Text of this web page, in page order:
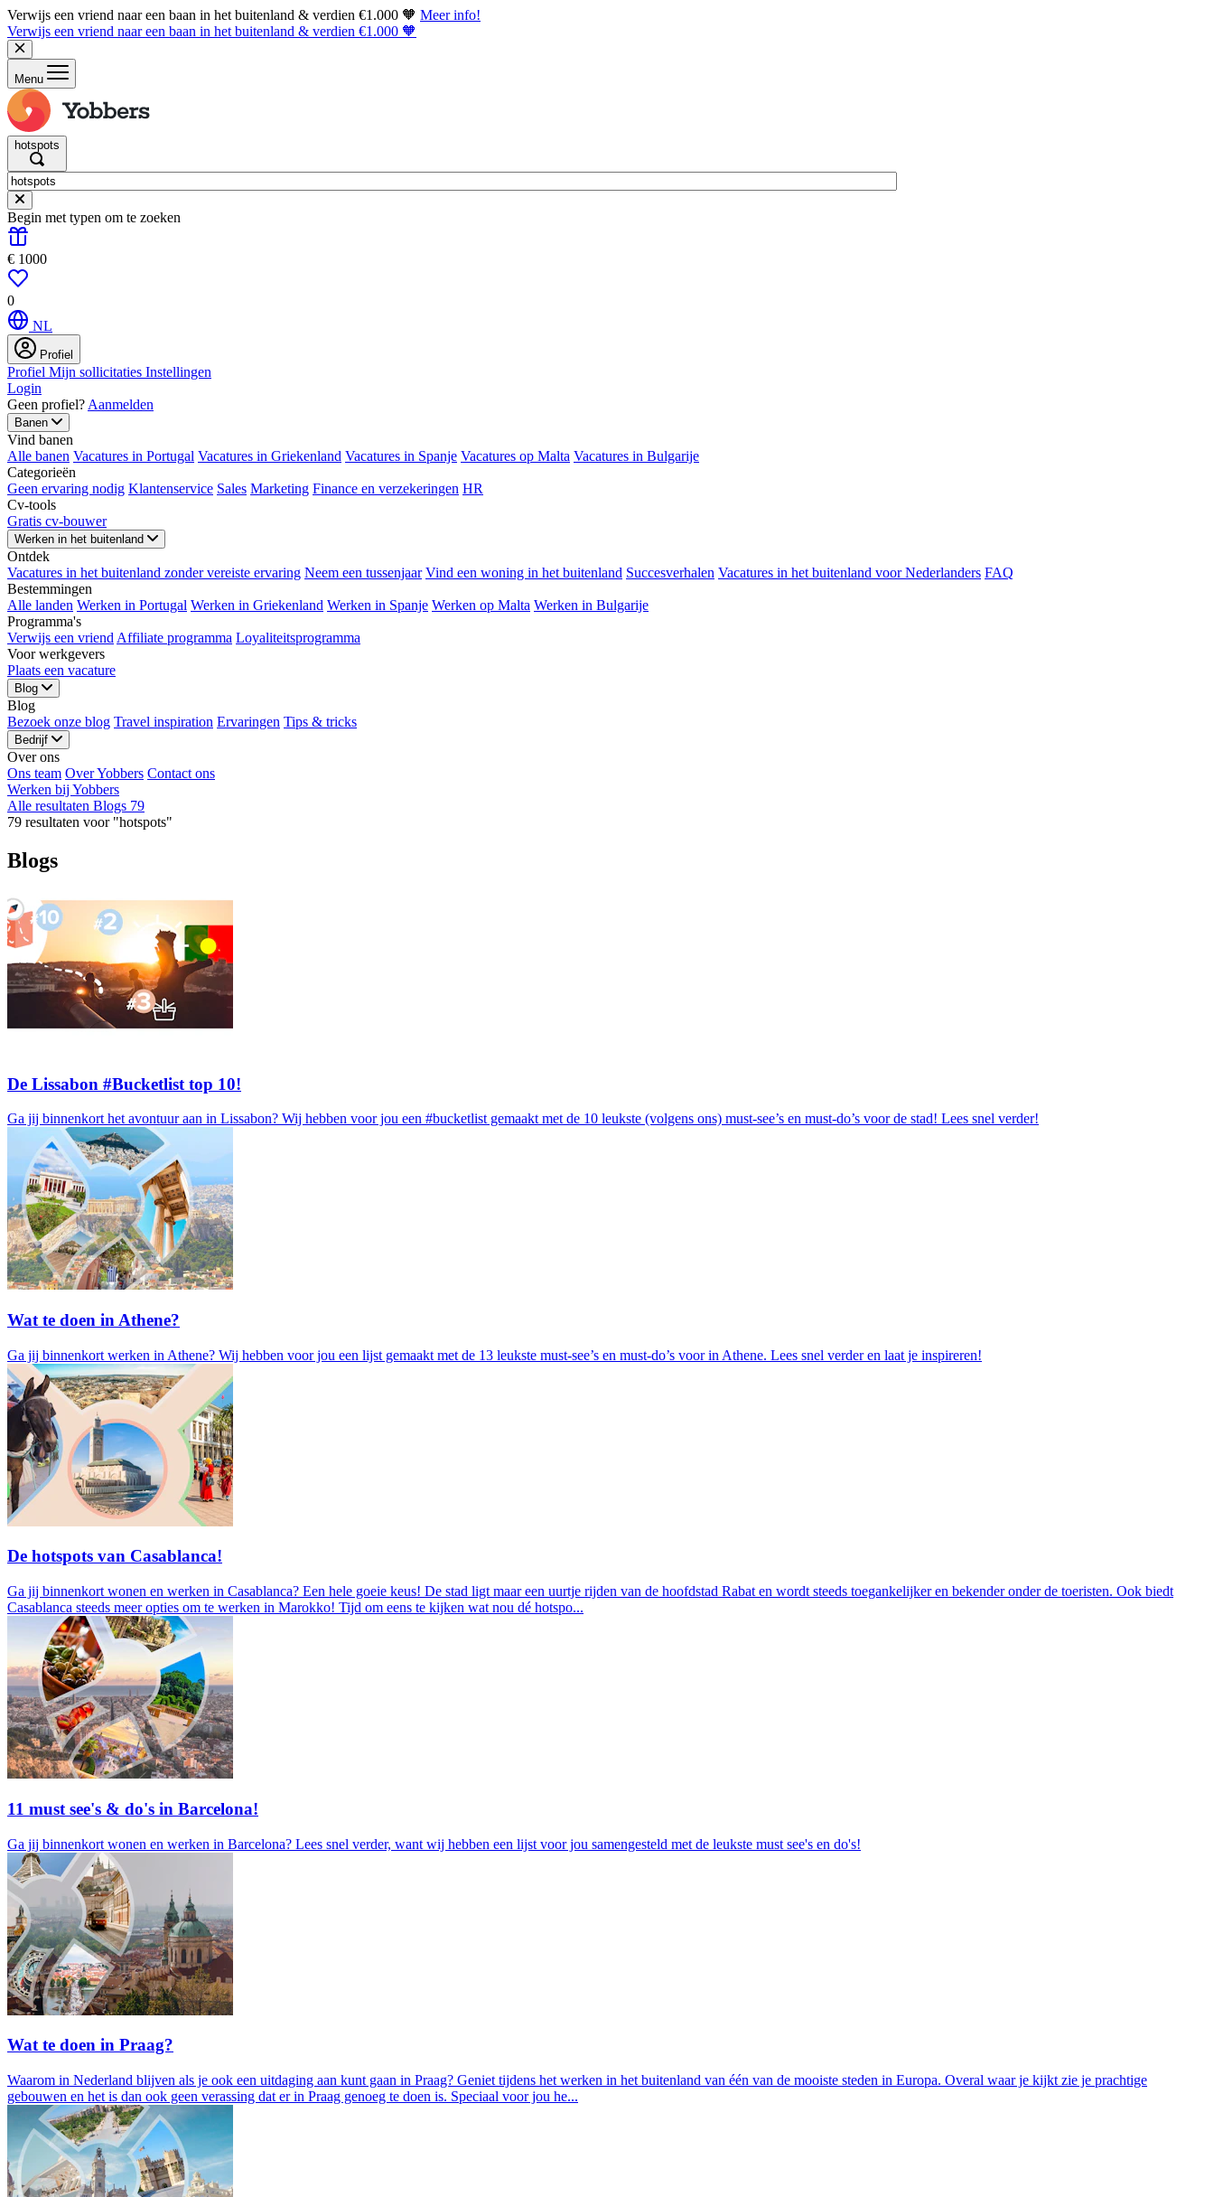
Verwijs een vriend naar een baan in het buitenland & verdien €1.000 🧡 Meer info!
Verwijs een vriend naar een baan in het buitenland & verdien €1.000 🧡
Menu
hotspots
Begin met typen om te zoeken
€ 1000
0
NL
Profiel
Profiel Mijn sollicitaties Instellingen
Login
Geen profiel? Aanmelden
Banen
Vind banen
Alle banen Vacatures in Portugal Vacatures in Griekenland Vacatures in Spanje Vacatures op Malta Vacatures in Bulgarije
Categorieën
Geen ervaring nodig Klantenservice Sales Marketing Finance en verzekeringen HR
Cv-tools
Gratis cv-bouwer
Werken in het buitenland
Ontdek
Vacatures in het buitenland zonder vereiste ervaring Neem een ​​tussenjaar Vind een woning in het buitenland Succesverhalen Vacatures in het buitenland voor Nederlanders FAQ
Bestemmingen
Alle landen Werken in Portugal Werken in Griekenland Werken in Spanje Werken op Malta Werken in Bulgarije
Programma's
Verwijs een vriend Affiliate programma Loyaliteitsprogramma
Voor werkgevers
Plaats een vacature
Blog
Blog
Bezoek onze blog Travel inspiration Ervaringen Tips & tricks
Bedrijf
Over ons
Ons team Over Yobbers Contact ons
Werken bij Yobbers
Alle resultaten Blogs 79
79 resultaten voor "hotspots"
Blogs
De Lissabon #Bucketlist top 10!
Ga jij binnenkort het avontuur aan in Lissabon? Wij hebben voor jou een #bucketlist gemaakt met de 10 leukste (volgens ons) must-see’s en must-do’s voor de stad! Lees snel verder!
Wat te doen in Athene?
Ga jij binnenkort werken in Athene? Wij hebben voor jou een lijst gemaakt met de 13 leukste must-see’s en must-do’s voor in Athene. Lees snel verder en laat je inspireren!
De hotspots van Casablanca!
Ga jij binnenkort wonen en werken in Casablanca? Een hele goeie keus! De stad ligt maar een uurtje rijden van de hoofdstad Rabat en wordt steeds toegankelijker en bekender onder de toeristen. Ook biedt
Casablanca steeds meer opties om te werken in Marokko! Tijd om eens te kijken wat nou dé hotspo...
11 must see's & do's in Barcelona!
Ga jij binnenkort wonen en werken in Barcelona? Lees snel verder, want wij hebben een lijst voor jou samengesteld met de leukste must see's en do's!
Wat te doen in Praag?
Waarom in Nederland blijven als je ook een uitdaging aan kunt gaan in Praag? Geniet tijdens het werken in het buitenland van één van de mooiste steden in Europa. Overal waar je kijkt zie je prachtige
gebouwen en het is dan ook geen verassing dat er in Praag genoeg te doen is. Speciaal voor jou he...